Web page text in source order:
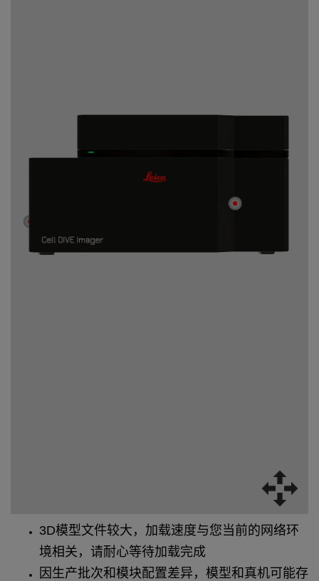
3D模型文件较大，加载速度与您当前的网络环
境相关，请耐心等待加载完成
因生产批次和模块配置差异，模型和真机可能存